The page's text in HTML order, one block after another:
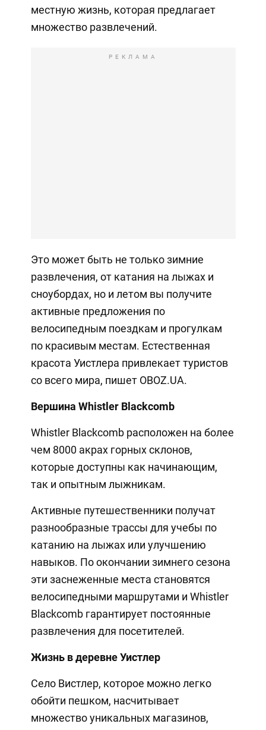
местную жизнь, которая предлагает
множество развлечений.
РЕКЛАМА
Это может быть не только зимние
развлечения, от катания на лыжах и
сноубордах, но и летом вы получите
активные предложения по
велосипедным поездкам и прогулкам
по красивым местам. Естественная
красота Уистлера привлекает туристов
со всего мира, пишет OBOZ.UA.
Вершина Whistler Blackcomb
Whistler Blackcomb расположен на более
чем 8000 акрах горных склонов,
которые доступны как начинающим,
так и опытным лыжникам.
Активные путешественники получат
разнообразные трассы для учебы по
катанию на лыжах или улучшению
навыков. По окончании зимнего сезона
эти заснеженные места становятся
велосипедными маршрутами и Whistler
Blackcomb гарантирует постоянные
развлечения для посетителей.
Жизнь в деревне Уистлер
Село Вистлер, которое можно легко
обойти пешком, насчитывает
множество уникальных магазинов,